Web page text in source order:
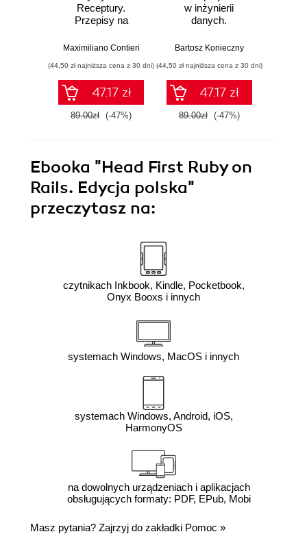
Receptury.
Przepisy na
struktury i jakości
Maximiliano Contieri
(44,50 zł najniższa cena z 30 dni)
47.17 zł
89.00zł (-47%)
w inżynierii
danych.
rozwiązania i dobre
Bartosz Konieczny
(44,50 zł najniższa cena z 30 dni)
47.17 zł
89.00zł (-47%)
Ebooka "Head First Ruby on
Rails. Edycja polska"
przeczytasz na:
czytnikach Inkbook, Kindle, Pocketbook,
Onyx Booxs i innych
systemach Windows, MacOS i innych
systemach Windows, Android, iOS,
HarmonyOS
na dowolnych urządzeniach i aplikacjach
obsługujących formaty: PDF, EPub, Mobi
Masz pytania? Zajrzyj do zakładki Pomoc »